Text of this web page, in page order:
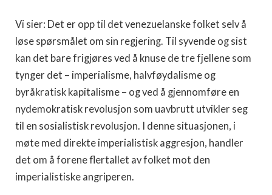
Vi sier: Det er opp til det venezuelanske folket selv å
løse spørsmålet om sin regjering. Til syvende og sist
kan det bare frigjøres ved å knuse de tre fjellene som
tynger det – imperialisme, halvføydalisme og
byråkratisk kapitalisme – og ved å gjennomføre en
nydemokratisk revolusjon som uavbrutt utvikler seg
til en sosialistisk revolusjon. I denne situasjonen, i
møte med direkte imperialistisk aggresjon, handler
det om å forene flertallet av folket mot den
imperialistiske angriperen.